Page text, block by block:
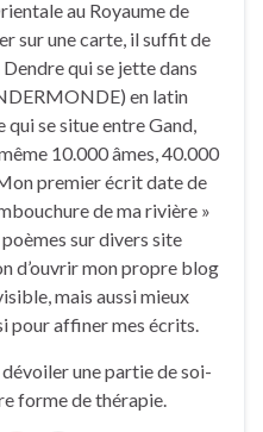
au Royaume de
sur une carte, il suffit de
qui se jette dans
en latin
qui se situe entre Gand,
10.000 âmes, 40.000
premier écrit date de
de ma rivière »
sur divers site
d’ouvrir mon propre blog
mais aussi mieux
pour affiner mes écrits.
dévoiler une partie de soi-
forme de thérapie.